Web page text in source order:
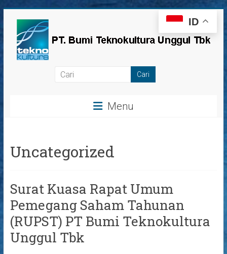
content
Teknokultura
Tbk
Menu
Uncategorized
Surat Kuasa Rapat Umum
Pemegang Saham Tahunan
(RUPST) PT Bumi Teknokultura
Unggul Tbk
ID